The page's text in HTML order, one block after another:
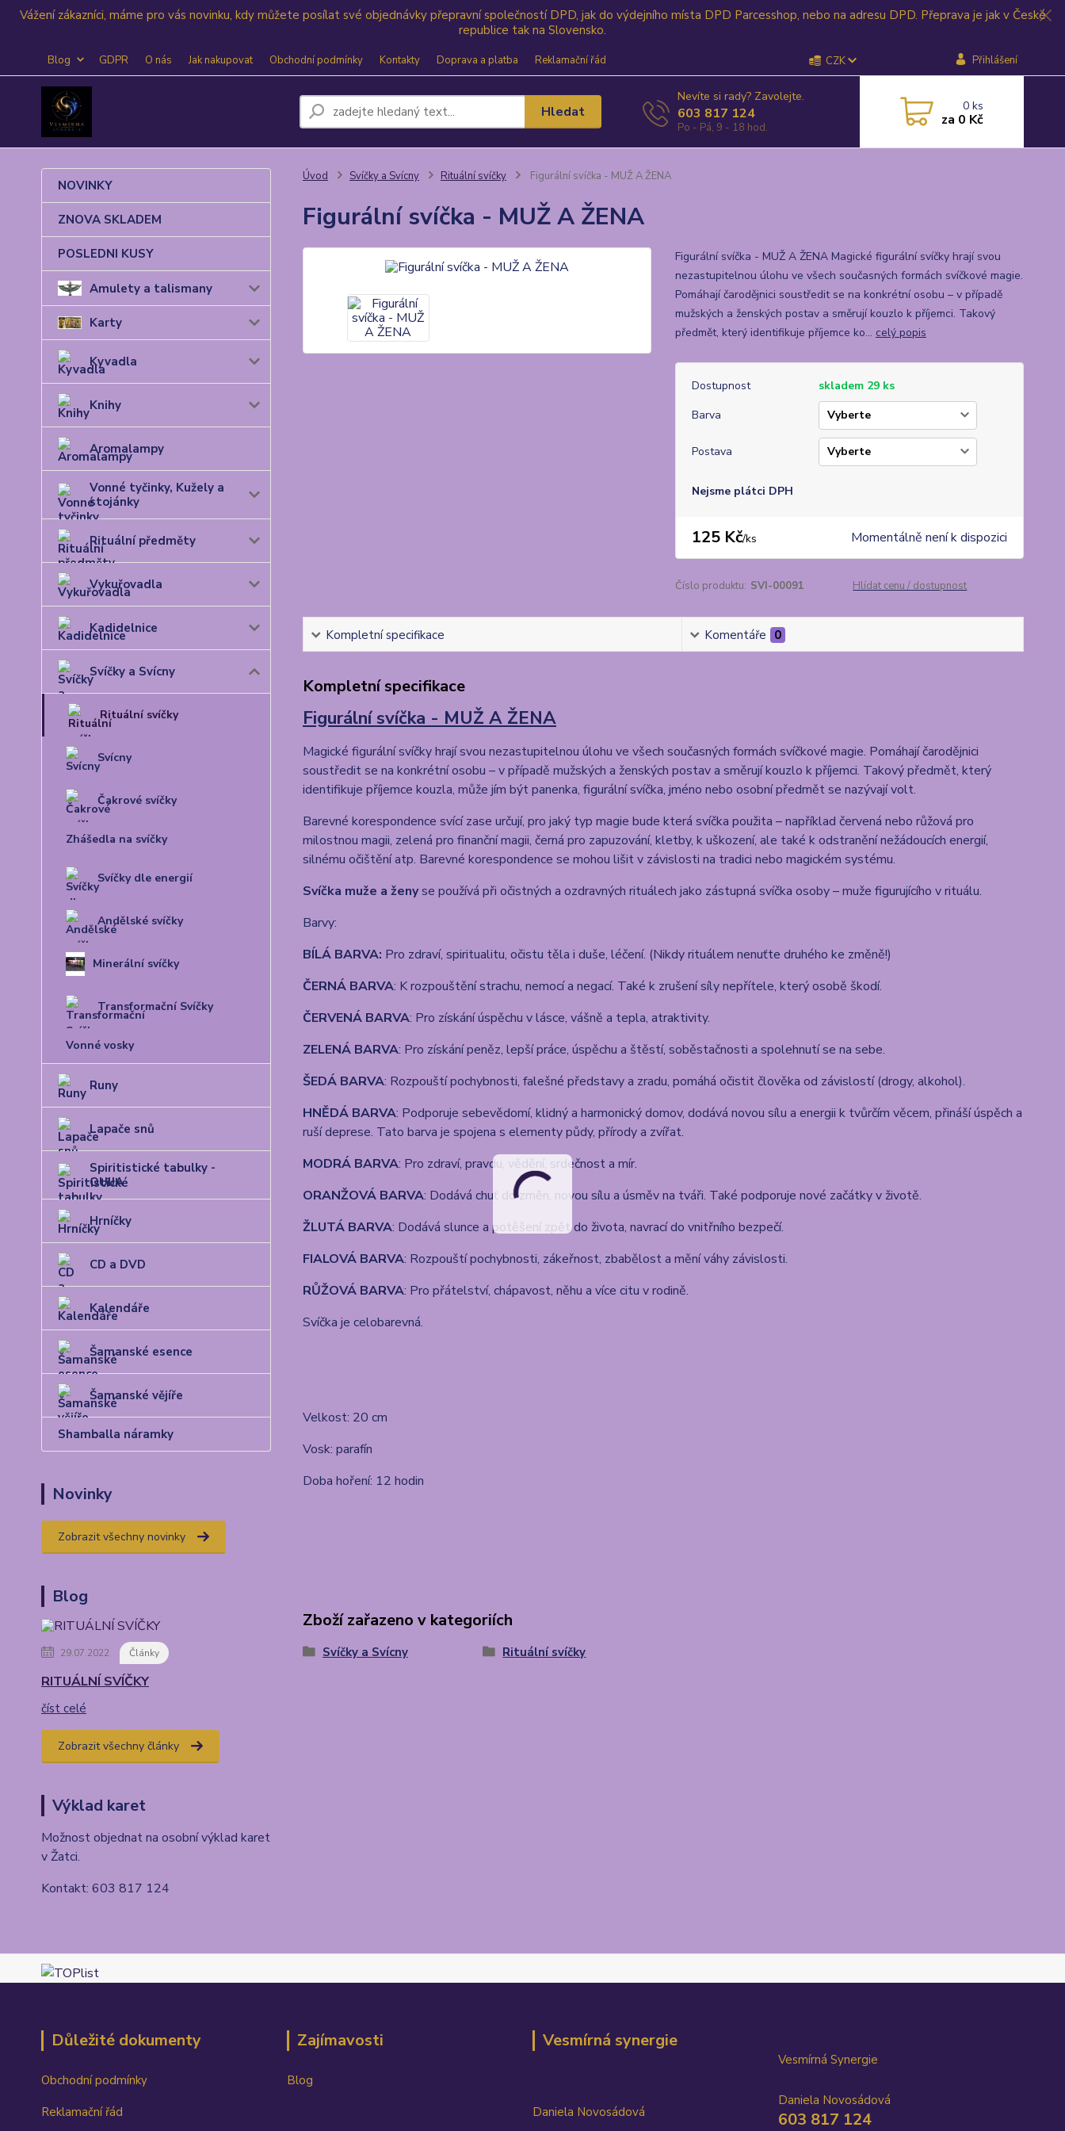
Vážení zákazníci, máme pro vás novinku, kdy můžete posílat své objednávky přepravní společností DPD, jak do výdejního místa DPD Parcesshop, nebo na adresu DPD. Přeprava je jak v České
republice tak na Slovensko.
Blog GDPR O nás Jak nakupovat Obchodní podmínky Kontakty Doprava a platba Reklamační řád CZK Přihlášení
Hledat
Nevíte si rady? Zavolejte.
603 817 124
Po - Pá, 9 - 18 hod.
0ks
za 0 Kč
NOVINKY
ZNOVA SKLADEM
POSLEDNI KUSY
Amulety a talismany
Karty
Kyvadla
Knihy
Aromalampy
Vonné tyčinky, Kužely a
stojánky
Rituální předměty
Vykuřovadla
Kadidelnice
Svíčky a Svícny
Rituální svíčky
Svícny
Čakrové svíčky
Zhášedla na svíčky
Svíčky dle energií
Andělské svíčky
Minerální svíčky
Transformační Svíčky
Vonné vosky
Runy
Lapače snů
Spiritistické tabulky -
OUIJA
Hrníčky
CD a DVD
Kalendáře
Šamanské esence
Šamanské vějíře
Shamballa náramky
Novinky
Zobrazit všechny novinky
Blog
29.07.2022 Články
RITUÁLNÍ SVÍČKY
číst celé
Zobrazit všechny články
Výklad karet
Možnost objednat na osobní výklad karet
v Žatci.
Kontakt: 603 817 124
Úvod Svíčky a Svícny Rituální svíčky Figurální svíčka - MUŽ A ŽENA
Figurální svíčka - MUŽ A ŽENA
Figurální svíčka - MUŽ A ŽENA Magické figurální svíčky hrají svou
nezastupitelnou úlohu ve všech současných formách svíčkové magie.
Pomáhají čarodějnici soustředit se na konkrétní osobu – v případě
mužských a ženských postav a směrují kouzlo k příjemci. Takový
předmět, který identifikuje příjemce ko... celý popis
Dostupnost
skladem 29 ks
Barva
Postava
Nejsme plátci DPH
125 Kč/ks Momentálně není k dispozici
Číslo produktu: SVI-00091 Hlídat cenu / dostupnost
Kompletní specifikace Komentáře 0
Kompletní specifikace
Figurální svíčka - MUŽ A ŽENA
Magické figurální svíčky hrají svou nezastupitelnou úlohu ve všech současných formách svíčkové magie. Pomáhají čarodějnici
soustředit se na konkrétní osobu – v případě mužských a ženských postav a směrují kouzlo k příjemci. Takový předmět, který
identifikuje příjemce kouzla, může jím být panenka, figurální svíčka, jméno nebo osobní předmět se nazývají volt.
Barevné korespondence svící zase určují, pro jaký typ magie bude která svíčka použita – například červená nebo růžová pro
milostnou magii, zelená pro finanční magii, černá pro zapuzování, kletby, k uškození, ale také k odstranění nežádoucích energií,
silnému očištění atp. Barevné korespondence se mohou lišit v závislosti na tradici nebo magickém systému.
Svíčka muže a ženyse používá při očistných a ozdravných rituálech jako zástupná svíčka osoby – muže figurujícího v rituálu.
Barvy:
BÍLÁ BARVA: Pro zdraví, spiritualitu, očistu těla i duše, léčení. (Nikdy rituálem nenuťte druhého ke změně!)
ČERNÁ BARVA: K rozpouštění strachu, nemocí a negací. Také k zrušení síly nepřítele, který osobě škodí.
ČERVENÁ BARVA: Pro získání úspěchu v lásce, vášně a tepla, atraktivity.
ZELENÁ BARVA: Pro získání peněz, lepší práce, úspěchu a štěstí, soběstačnosti a spolehnutí se na sebe.
ŠEDÁ BARVA: Rozpouští pochybnosti, falešné představy a zradu, pomáhá očistit člověka od závislostí (drogy, alkohol).
HNĚDÁ BARVA: Podporuje sebevědomí, klidný a harmonický domov, dodává novou sílu a energii k tvůrčím věcem, přináší úspěch a
ruší deprese. Tato barva je spojena s elementy půdy, přírody a zvířat.
MODRÁ BARVA: Pro zdraví, pravdu, vědění, srdečnost a mír.
ORANŽOVÁ BARVA: Dodává chuť do změn, novou sílu a úsměv na tváři. Také podporuje nové začátky v životě.
ŽLUTÁ BARVA: Dodává slunce a potěšení zpět do života, navrací do vnitřního bezpečí.
FIALOVÁ BARVA: Rozpouští pochybnosti, zákeřnost, zbabělost a mění váhy závislosti.
RŮŽOVÁ BARVA: Pro přátelství, chápavost, něhu a více citu v rodině.
Svíčka je celobarevná.
Velkost: 20 cm
Vosk: parafín
Doba hoření: 12 hodin
Zboží zařazeno v kategoriích
Svíčky a Svícny Rituální svíčky
Důležité dokumenty
Obchodní podmínky
Reklamační řád
Zajímavosti
Blog
Vesmírná synergie
Daniela Novosádová
Vesmírná Synergie
Daniela Novosádová
603 817 124